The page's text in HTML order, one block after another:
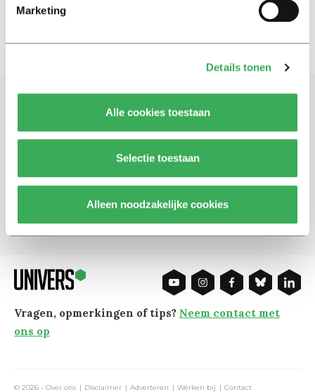
Marketing
Details tonen
Alle cookies toestaan
Selectie toestaan
Alleen noodzakelijke cookies
Schrijf je in voor onze nieuwsbrief
Blijf op de hoogte. Meld je aan voor de nieuwsbrief van
Univers.
Aanmelden
Vragen, opmerkingen of tips? Neem contact met
ons op
© 2026 - Over ons Disclaimer Adverteren Werken bij Contact